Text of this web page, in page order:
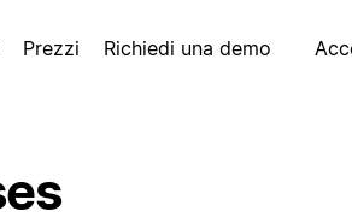
Prezzi Richiedi una demo